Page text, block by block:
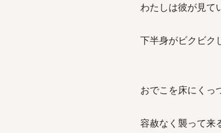
わたしは彼が見て
下半身がビクビク
おでこを床にくっ
容赦なく襲って来